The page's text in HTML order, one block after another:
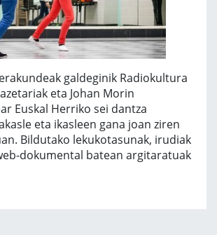
galdeginik Radiokultura
eta Johan Morin
Euskal Herriko sei dantza
eta ikasleen gana joan ziren
Bildutako lekukotasunak, irudiak
dokumental batean argitaratuak